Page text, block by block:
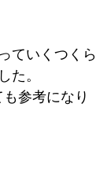
ていくつくら
た。
参考になり